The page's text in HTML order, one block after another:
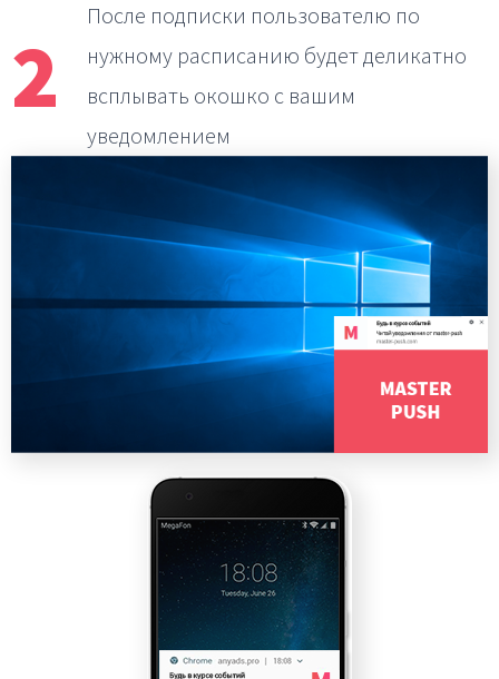
2
После подписки пользователю по
нужному расписанию будет деликатно
всплывать окошко с вашим
уведомлением